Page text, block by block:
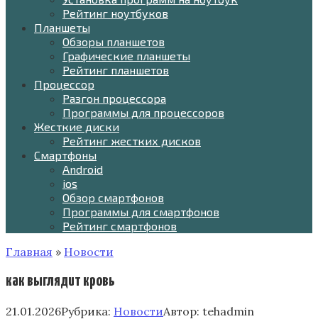
Рейтинг ноутбуков
Планшеты
Обзоры планшетов
Графические планшеты
Рейтинг планшетов
Процессор
Разгон процессора
Программы для процессоров
Жесткие диски
Рейтинг жестких дисков
Смартфоны
Android
ios
Обзор смартфонов
Программы для смартфонов
Рейтинг смартфонов
Главная » Новости
как выглядит кровь
21.01.2026Рубрика: НовостиАвтор: tehadmin